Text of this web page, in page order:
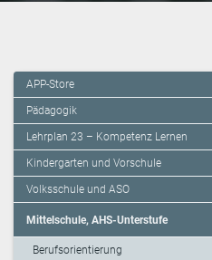
APP-Store
Pädagogik
Lehrplan 23 – Kompetenz Lernen
Kindergarten und Vorschule
Volksschule und ASO
Mittelschule, AHS-Unterstufe
Berufsorientierung